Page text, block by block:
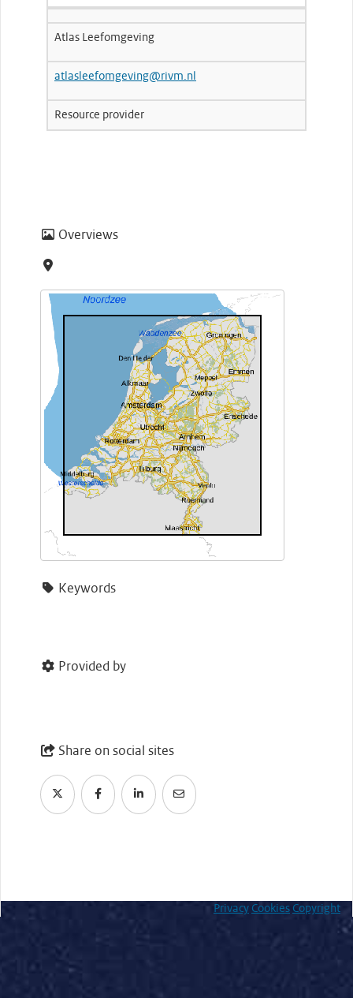
Atlas Leefomgeving
atlasleefomgeving@rivm.nl
Resource provider
Overviews
Keywords
Provided by
Share on social sites
Privacy Cookies Copyright